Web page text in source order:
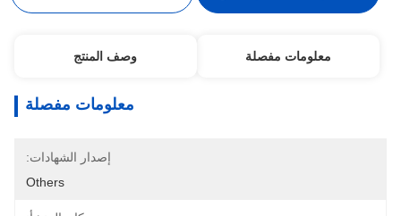
معلومات مفصلة وصف المنتج
معلومات مفصلة
إصدار الشهادات:
Others